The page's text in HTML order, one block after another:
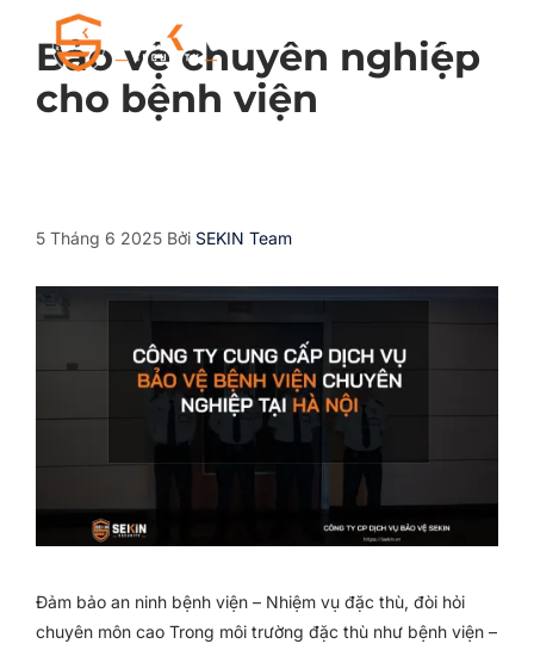
Bảo vệ chuyên nghiệp
cho bệnh viện
5 Tháng 6 2025 Bởi SEKIN Team
Đảm bảo an ninh bệnh viện – Nhiệm vụ đặc thù, đòi hỏi
chuyên môn cao Trong môi trường đặc thù như bệnh viện –